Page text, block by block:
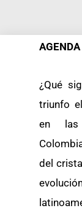
¿Qué
triunfo
en las
del